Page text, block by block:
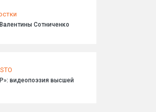
Сотниченко
видеопоэзия высшей